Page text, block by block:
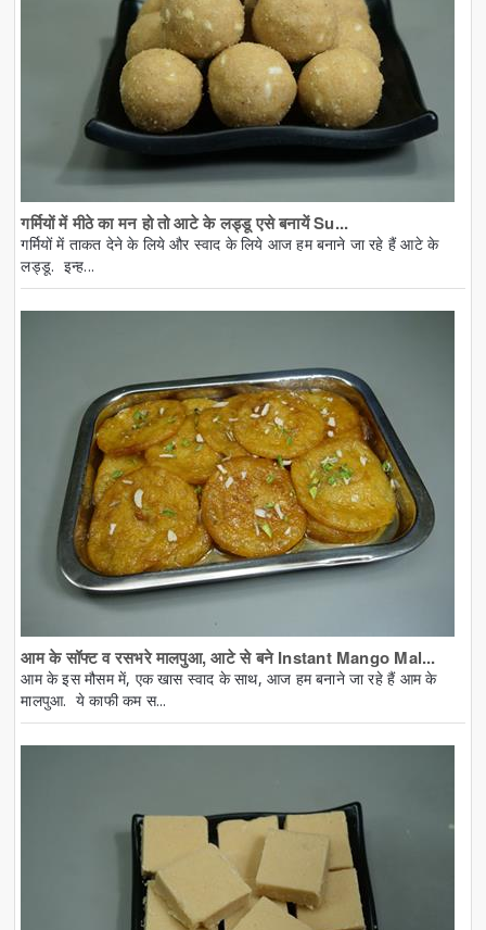
गर्मियों में मीठे का मन हो तो आटे के लड्डू एसे बनायें Su...
गर्मियों में ताकत देने के लिये और स्वाद के लिये आज हम बनाने जा रहे हैं आटे के
लड्डू. इन्ह...
आम के सॉफ्ट व रसभरे मालपुआ, आटे से बने Instant Mango Mal...
आम के इस मौसम में, एक खास स्वाद के साथ, आज हम बनाने जा रहे हैं आम के
मालपुआ. ये काफी कम स...